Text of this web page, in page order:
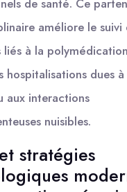
améliore le
liés à la
hospitalisations dues à
aux interactions
nuisibles.
stratégies